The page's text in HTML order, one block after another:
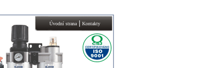
Úvodní strana| Kontakty